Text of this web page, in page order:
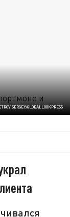
SERGEY/GLOBALLOOKPRESS